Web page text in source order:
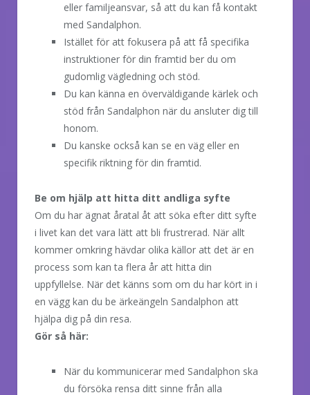
eller familjeansvar, så att du kan få kontakt
med Sandalphon.
Istället för att fokusera på att få specifika
instruktioner för din framtid ber du om
gudomlig vägledning och stöd.
Du kan känna en överväldigande kärlek och
stöd från Sandalphon när du ansluter dig till
honom.
Du kanske också kan se en väg eller en
specifik riktning för din framtid.
Be om hjälp att hitta ditt andliga syfte
Om du har ägnat åratal åt att söka efter ditt syfte
i livet kan det vara lätt att bli frustrerad. När allt
kommer omkring hävdar olika källor att det är en
process som kan ta flera år att hitta din
uppfyllelse. När det känns som om du har kört in i
en vägg kan du be ärkeängeln Sandalphon att
hjälpa dig på din resa.
Gör så här:
När du kommunicerar med Sandalphon ska
du försöka rensa ditt sinne från alla